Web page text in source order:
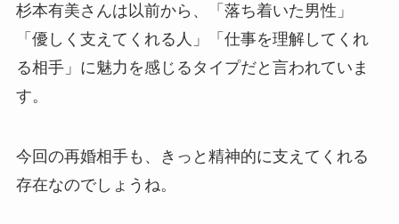
杉本有美さんは以前から、「落ち着いた男性」
「優しく支えてくれる人」「仕事を理解してくれ
る相手」に魅力を感じるタイプだと言われていま
す。
今回の再婚相手も、きっと精神的に支えてくれる
存在なのでしょうね。